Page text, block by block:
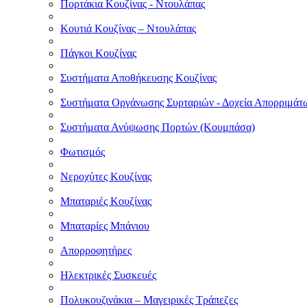
Πορτάκια Κουζίνας - Ντουλάπας
Κουτιά Κουζίνας – Ντουλάπας
Πάγκοι Κουζίνας
Συστήματα Αποθήκευσης Κουζίνας
Συστήματα Οργάνωσης Συρταριών - Δοχεία
Συστήματα Ανύψωσης Πορτών (Κουμπάσα)
Φωτισμός
Νεροχύτες Κουζίνας
Μπαταριές Κουζίνας
Μπαταρίες Μπάνιου
Απορροφητήρες
Ηλεκτρικές Συσκευές
Πολυκουζινάκια – Μαγειρικές Τράπεζες